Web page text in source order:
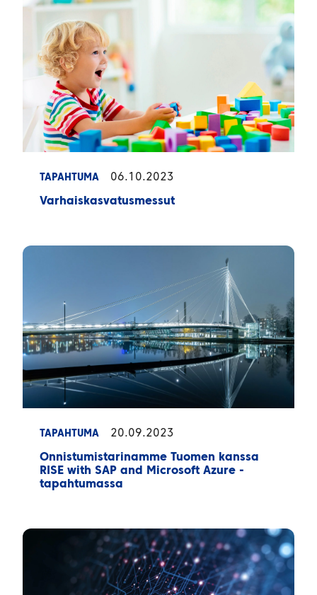
TAPAHTUMA 06.10.2023
Varhaiskasvatusmessut
TAPAHTUMA 20.09.2023
Onnistumistarinamme Tuomen kanssa
RISE with SAP and Microsoft Azure -
tapahtumassa